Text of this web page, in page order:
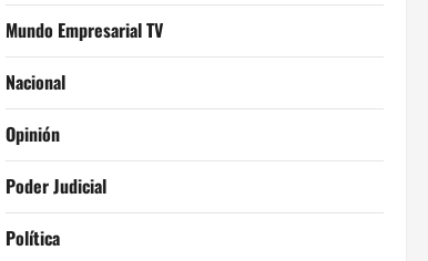
Mundo Empresarial TV
Nacional
Opinión
Poder Judicial
Política